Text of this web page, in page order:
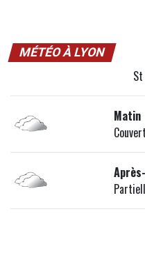
MÉTÉO À LYON
Matin